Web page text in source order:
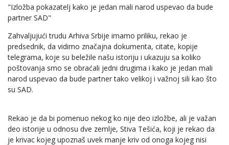
"Izložba pokazatelj kako je jedan mali narod uspevao da bude
partner SAD"
Zahvaljujući trudu Arhiva Srbije imamo priliku, rekao je
predsednik, da vidimo značajna dokumenta, citate, kopije
telegrama, koje su beležile našu istoriju i ukazuju sa koliko
poštovanja smo se obraćali jedni drugima i kako je jedan mali
narod uspevao da bude partner tako velikoj i važnoj sili kao što
su SAD.
Rekao je da bi pomenuo nekog ko nije deo izložbe, ali je važan
deo istorije u odnosu dve zemlje, Stiva Tešića, koji je rekao da
je krivac kojeg upoznaš uvek manje kriv od onoga kojeg nisi